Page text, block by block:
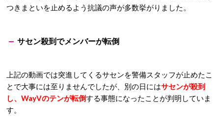
つきまといを止めるよう抗議の声が多数挙がりました。
サセン殺到でメンバーが転倒
上記の動画では突進してくるサセンを警備スタッフが止めたこ
とで大事には至りませんでしたが、別の日にはサセンが殺到
し、WayVのテンが転倒する事態になったことが判明していま
す。